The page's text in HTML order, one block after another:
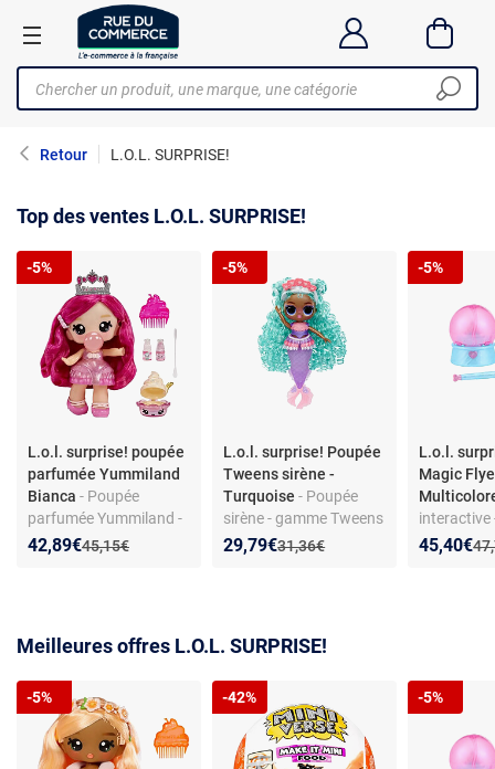
Retour L.O.L. SURPRISE!
Top des ventes L.O.L. SURPRISE!
L.o.l. surprise! poupée
parfumée Yummiland
Bianca - Poupée
parfumée Yummiland -
Cheveux à coiffer -
Ancien prix :
45,15€
Nouveau prix :
42,89€
Réduction de :
-5%
L.o.l. surprise! Poupée
Tweens sirène -
Turquoise - Poupée
sirène - gamme Tweens
- en plastique - non
Ancien prix :
31,36€
Nouveau prix :
29,79€
Réduction de :
-5%
L.o.l.
Magic
interactive
et magie -
Nouveau
45,40€
-5%
Meilleures offres L.O.L. SURPRISE!
-5% -42% -5%